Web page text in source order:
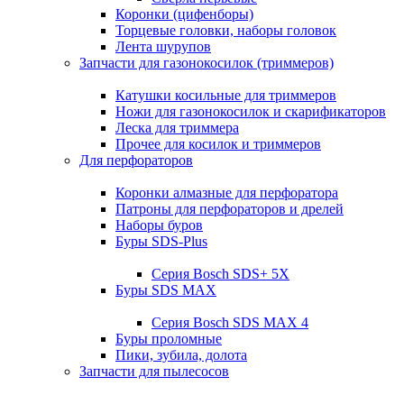
Коронки (цифенборы)
Торцевые головки, наборы головок
Лента шурупов
Запчасти для газонокосилок (триммеров)
Катушки косильные для триммеров
Ножи для газонокосилок и скарификаторов
Леска для триммера
Прочее для косилок и триммеров
Для перфораторов
Коронки алмазные для перфоратора
Патроны для перфораторов и дрелей
Наборы буров
Буры SDS-Plus
Серия Bosch SDS+ 5X
Буры SDS MAX
Серия Bosch SDS MAX 4
Буры проломные
Пики, зубила, долота
Запчасти для пылесосов